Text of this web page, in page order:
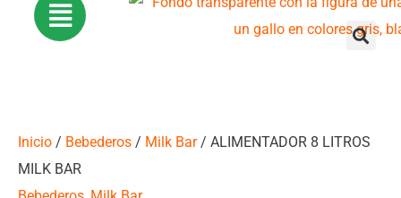
Inicio / Bebederos / Milk Bar/ ALIMENTADOR 8 LITROS
MILK BAR